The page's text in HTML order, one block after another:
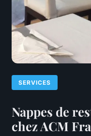
SERVICES
Nappes de
chez ACM